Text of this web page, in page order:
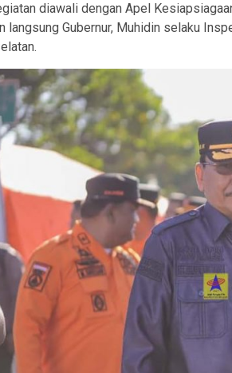
diawali dengan Apel
langsung Gubernur, Muhidin selaku